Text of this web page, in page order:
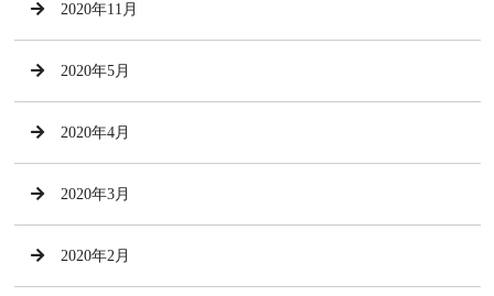
2020年11月
2020年5月
2020年4月
2020年3月
2020年2月